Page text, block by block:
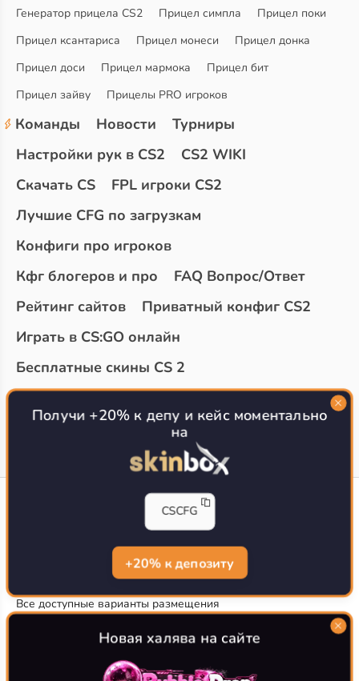
Генератор прицела CS2
Прицел симпла
Прицел поки
Прицел ксантариса
Прицел монеси
Прицел донка
Прицел доси
Прицел мармока
Прицел бит
Прицел зайву
Прицелы PRO игроков
Команды Новости
Турниры
Настройки рук в CS2
CS2 WIKI
Скачать CS
FPL игроки CS2
Лучшие CFG по загрузкам
Конфиги про игроков
Кфг блогеров и про
FAQ Вопрос/Ответ
Рейтинг сайтов
Приватный конфиг CS2
Играть в CS:GO онлайн
Бесплатные скины CS 2
Топ сайтов с халявой КС 2
О проекте
CS-CONFIG.com © 2020-2026 г.
Политика конфиденциальности
РЕКЛАМА НА САЙТЕ
Все доступные варианты размещения
Согласие на обработку данных
О CS-CONFIG.COM
CFG pro CS 2 - именно это мы и размещаем на нашем
проекте, иными словами мы предоставляем пользователям
Получи +20% к депу и кейс моментально
на
CSCFG
+20% к депозиту
Новая халява на сайте